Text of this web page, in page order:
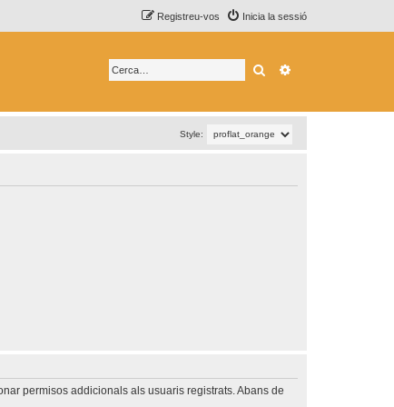
Inicia la sessió
Registreu-vos
Cerca
Style:
permisos addicionals als usuaris registrats. Abans de